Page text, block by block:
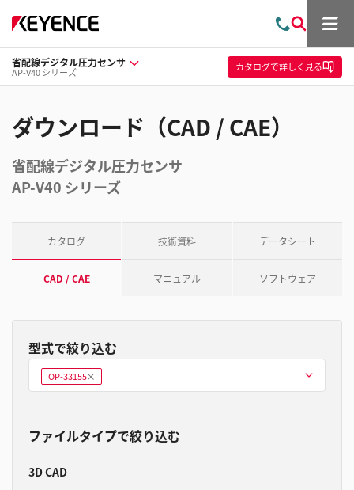
問
い
合
わ
索
メ
ュ
ー
省配線デジタル圧力センサ
AP-V40 シリーズ カタログで詳しく見る
ダウンロード（CAD / CAE）
省配線デジタル圧力センサ
AP-V40 シリーズ
カタログ 技術資料 データシート
CAD / CAE マニュアル ソフトウェア
型式で絞り込む
型式を選ぶ
OP-33155削
除
ファイルタイプで絞り込む
3D CAD